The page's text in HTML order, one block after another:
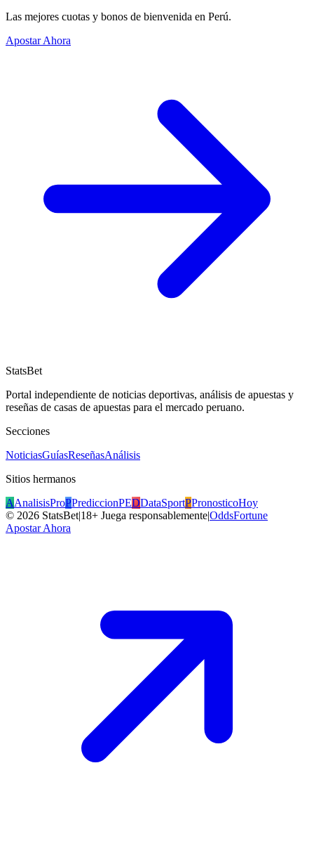
Las mejores cuotas y bonos de bienvenida en Perú.
Apostar Ahora
StatsBet
Portal independiente de noticias deportivas, análisis de apuestas y
reseñas de casas de apuestas para el mercado peruano.
Secciones
NoticiasGuíasReseñasAnálisis
Sitios hermanos
AAnalisisProPPrediccionPEDDataSportPPronosticoHoy
© 2026 StatsBet|18+ Juega responsablemente|OddsFortune
Apostar Ahora